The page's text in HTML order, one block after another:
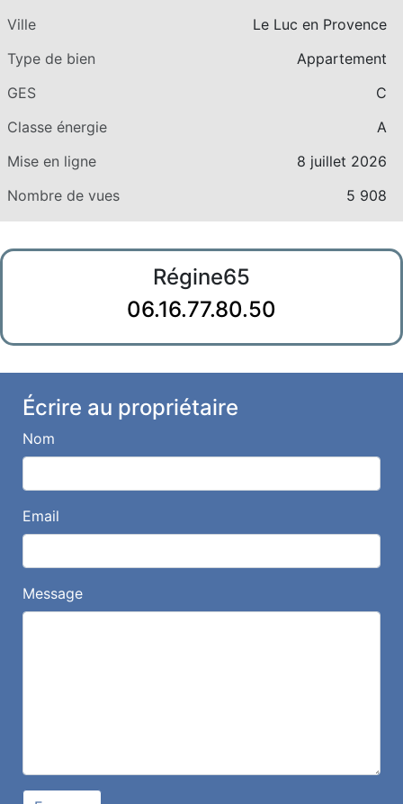
Ville
Le Luc en Provence
Type de bien
Appartement
GES
C
Classe énergie
A
Mise en ligne
8 juillet 2026
Nombre de vues
5 908
Régine65
06.16.77.80.50
Écrire au propriétaire
Nom
Email
Message